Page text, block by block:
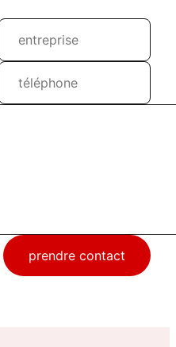
prendre contact